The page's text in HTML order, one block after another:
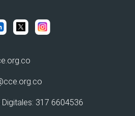
Digitales: 317 6604536